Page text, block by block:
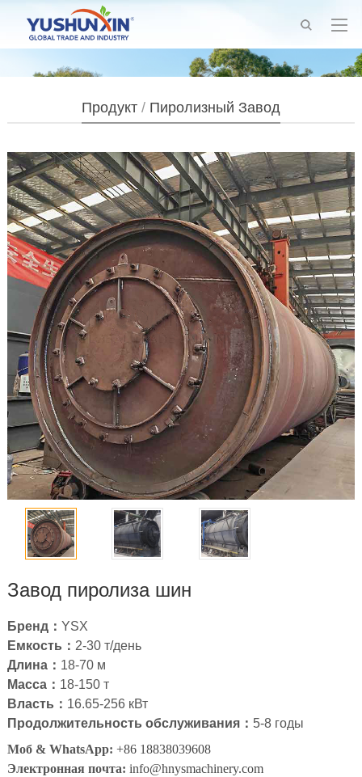
Продукт / Пиролизный Завод
Завод пиролиза шин
Бренд： YSX
Емкость： 2-30 т/день
Длина： 18-70 м
Масса： 18-150 т
Власть： 16.65-256 кВт
Продолжительность обслуживания： 5-8 годы
Моб & WhatsApp: +86 18838039608
Электронная почта: info@hnysmachinery.com